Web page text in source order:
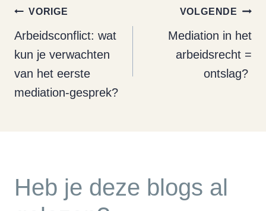
Bericht
navigatie
VORIGE
Arbeidsconflict: wat
kun je verwachten
van het eerste
mediation-gesprek?
VOLGENDE
Mediation in het
arbeidsrecht =
ontslag?
Heb je deze blogs al